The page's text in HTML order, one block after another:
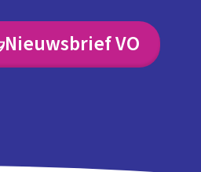
Nieuwsbrief VO